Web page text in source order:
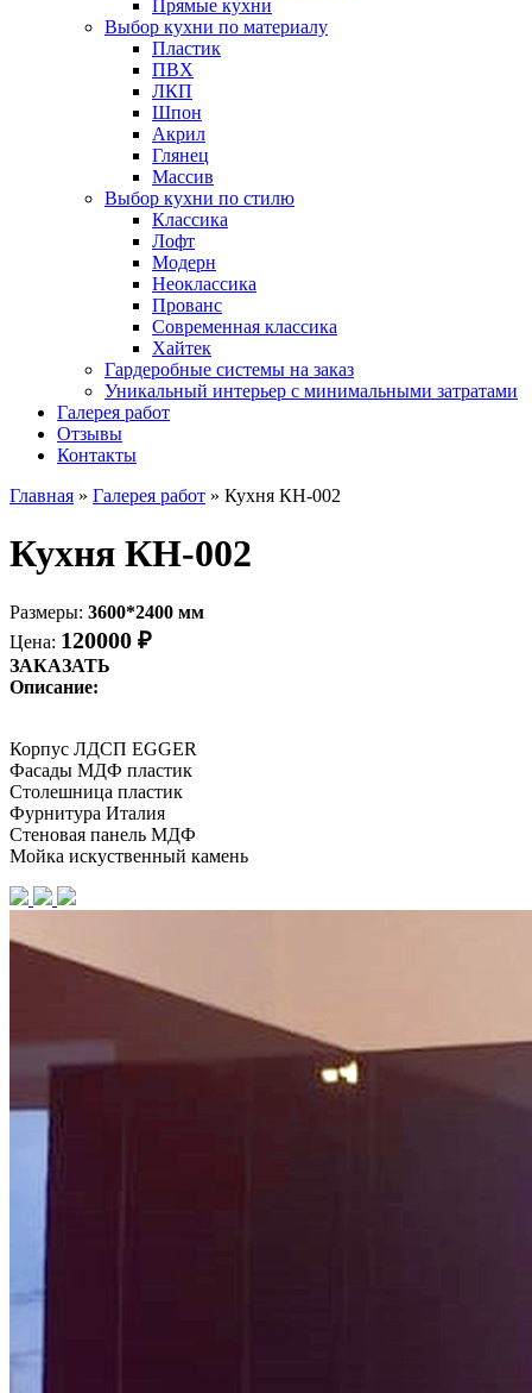
Прямые кухни
Выбор кухни по материалу
Пластик
ПВХ
ЛКП
Шпон
Акрил
Глянец
Массив
Выбор кухни по стилю
Классика
Лофт
Модерн
Неоклассика
Прованс
Современная классика
Хайтек
Гардеробные системы на заказ
Уникальный интерьер с минимальными затратами
Галерея работ
Отзывы
Контакты
Главная » Галерея работ » Кухня КН-002
Кухня КН-002
Размеры: 3600*2400 мм
Цена: 120000 ₽
ЗАКАЗАТЬ
Описание:
Корпус ЛДСП EGGER
Фасады МДФ пластик
Столешница пластик
Фурнитура Италия
Стеновая панель МДФ
Мойка искуственный камень